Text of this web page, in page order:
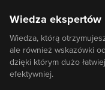
Wiedza ekspertów
Wiedza, którą
ale również wskazówki
dzięki którym dużo
efektywniej.